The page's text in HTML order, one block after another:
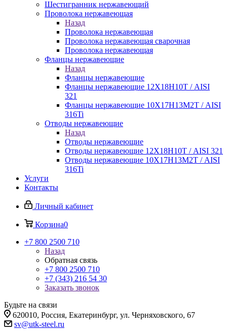
Шестигранник нержавеющий
Проволока нержавеющая
Назад
Проволока нержавеющая
Проволока нержавеющая сварочная
Проволока нержавеющая
Фланцы нержавеющие
Назад
Фланцы нержавеющие
Фланцы нержавеющие 12Х18Н10Т / AISI
321
Фланцы нержавеющие 10Х17Н13М2Т / AISI
316Ti
Отводы нержавеющие
Назад
Отводы нержавеющие
Отводы нержавеющие 12Х18Н10Т / AISI 321
Отводы нержавеющие 10Х17Н13М2Т / AISI
316Ti
Услуги
Контакты
Личный кабинет
Корзина0
+7 800 2500 710
Назад
Обратная связь
+7 800 2500 710
+7 (343) 216 54 30
Заказать звонок
Будьте на связи
620010, Россия, Екатеринбург, ул. Черняховского, 67
sv@utk-steel.ru